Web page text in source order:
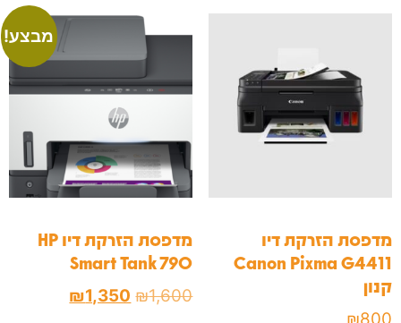
מדפסת ‏הזרקת דיו
Canon Pixma G4411
קנון
₪800
מבצע!
מדפסת ‏הזרקת דיו HP
Smart Tank 790
₪1,600
₪1,350